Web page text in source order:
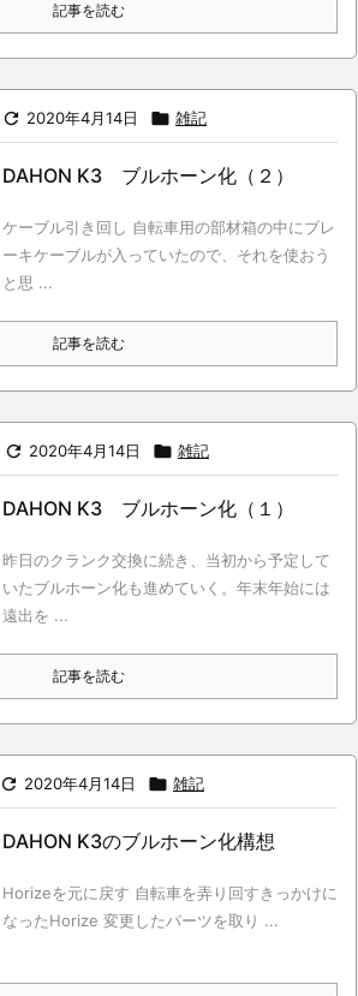
記事を読む
 2020年4月14日  雑記
DAHON K3 ブルホーン化（２）
ケーブル引き回し 自転車用の部材箱の中にブレ
ーキケーブルが入っていたので、それを使おう
と思 ...
記事を読む
 2020年4月14日  雑記
DAHON K3 ブルホーン化（１）
昨日のクランク交換に続き、当初から予定して
いたブルホーン化も進めていく。年末年始には
遠出を ...
記事を読む
 2020年4月14日  雑記
DAHON K3のブルホーン化構想
Horizeを元に戻す 自転車を弄り回すきっかけに
なったHorize 変更したパーツを取り ...